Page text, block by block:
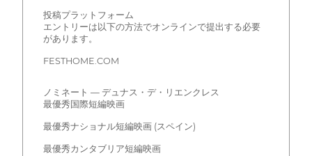
投稿プラットフォーム
エントリーは以下の方法でオンラインで提出する必要
があります。
FESTHOME.COM
ノミネート — デュナス・デ・リエンクレス
最優秀国際短編映画
最優秀ナショナル短編映画 (スペイン)
最優秀カンタブリア短編映画